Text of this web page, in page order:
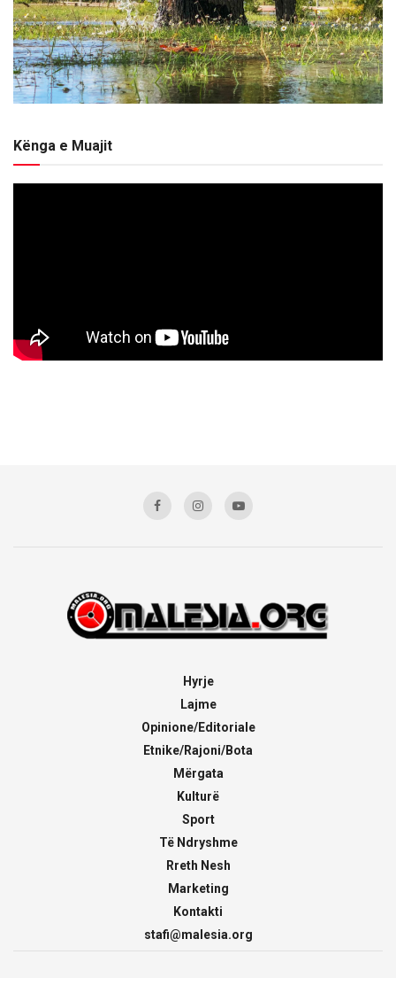
Kënga e Muajit
Hyrje
Lajme
Opinione/Editoriale
Etnike/Rajoni/Bota
Mërgata
Kulturë
Sport
Të Ndryshme
Rreth Nesh
Marketing
Kontakti
stafi@malesia.org